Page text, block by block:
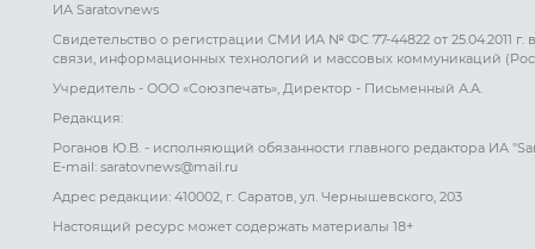
ИА Saratovnews
Свидетельство о регистрации СМИ ИА № ФС 77-44822 от 25.04.2011
связи, информационных технологий и массовых коммуникаций
Учредитель - ООО «Союзпечать», Директор - Письменный А.А.
Редакция:
Роганов Ю.В. - исполняющий обязанности главного редактора ИА
E-mail: saratovnews@mail.ru
Адрес редакции: 410002, г. Саратов, ул. Чернышевского, 203
Настоящий ресурс может содержать материалы 18+